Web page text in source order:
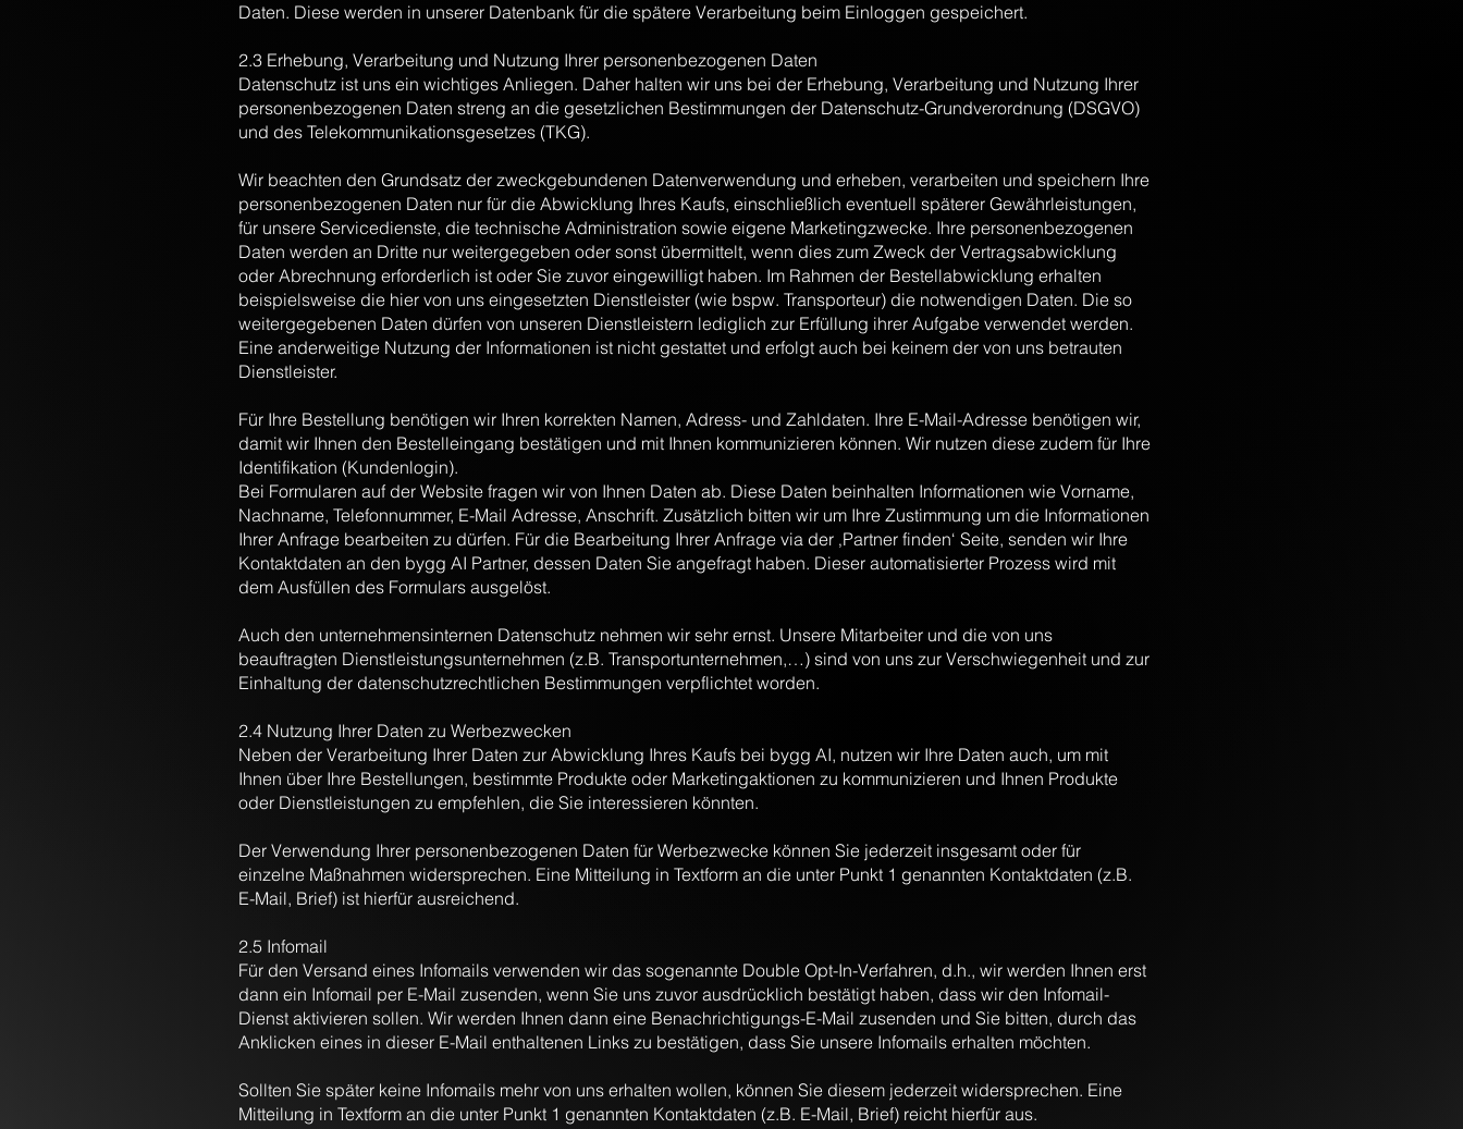
Daten. Diese werden in unserer Datenbank für die spätere Verarbeitung beim Einloggen gespeichert.
2.3 Erhebung, Verarbeitung und Nutzung Ihrer personenbezogenen Daten
Datenschutz ist uns ein wichtiges Anliegen. Daher halten wir uns bei der Erhebung, Verarbeitung und Nutzung Ihrer
personenbezogenen Daten streng an die gesetzlichen Bestimmungen der Datenschutz-Grundverordnung (DSGVO)
und des Telekommunikationsgesetzes (TKG).
Wir beachten den Grundsatz der zweckgebundenen Datenverwendung und erheben, verarbeiten und speichern Ihre
personenbezogenen Daten nur für die Abwicklung Ihres Kaufs, einschließlich eventuell späterer Gewährleistungen,
für unsere Servicedienste, die technische Administration sowie eigene Marketingzwecke. Ihre personenbezogenen
Daten werden an Dritte nur weitergegeben oder sonst übermittelt, wenn dies zum Zweck der Vertragsabwicklung
oder Abrechnung erforderlich ist oder Sie zuvor eingewilligt haben. Im Rahmen der Bestellabwicklung erhalten
beispielsweise die hier von uns eingesetzten Dienstleister (wie bspw. Transporteur) die notwendigen Daten. Die so
weitergegebenen Daten dürfen von unseren Dienstleistern lediglich zur Erfüllung ihrer Aufgabe verwendet werden.
Eine anderweitige Nutzung der Informationen ist nicht gestattet und erfolgt auch bei keinem der von uns betrauten
Dienstleister.
Für Ihre Bestellung benötigen wir Ihren korrekten Namen, Adress- und Zahldaten. Ihre E-Mail-Adresse benötigen wir,
damit wir Ihnen den Bestelleingang bestätigen und mit Ihnen kommunizieren können. Wir nutzen diese zudem für Ihre
Identifikation (Kundenlogin).
Bei Formularen auf der Website fragen wir von Ihnen Daten ab. Diese Daten beinhalten Informationen wie Vorname,
Nachname, Telefonnummer, E-Mail Adresse, Anschrift. Zusätzlich bitten wir um Ihre Zustimmung um die Informationen
Ihrer Anfrage bearbeiten zu dürfen. Für die Bearbeitung Ihrer Anfrage via der ‚Partner finden‘ Seite, senden wir Ihre
Kontaktdaten an den bygg AI Partner, dessen Daten Sie angefragt haben. Dieser automatisierter Prozess wird mit
dem Ausfüllen des Formulars ausgelöst.
Auch den unternehmensinternen Datenschutz nehmen wir sehr ernst. Unsere Mitarbeiter und die von uns
beauftragten Dienstleistungsunternehmen (z.B. Transportunternehmen,…) sind von uns zur Verschwiegenheit und zur
Einhaltung der datenschutzrechtlichen Bestimmungen verpflichtet worden.
2.4 Nutzung Ihrer Daten zu Werbezwecken
Neben der Verarbeitung Ihrer Daten zur Abwicklung Ihres Kaufs bei bygg AI, nutzen wir Ihre Daten auch, um mit
Ihnen über Ihre Bestellungen, bestimmte Produkte oder Marketingaktionen zu kommunizieren und Ihnen Produkte
oder Dienstleistungen zu empfehlen, die Sie interessieren könnten.
Der Verwendung Ihrer personenbezogenen Daten für Werbezwecke können Sie jederzeit insgesamt oder für
einzelne Maßnahmen widersprechen. Eine Mitteilung in Textform an die unter Punkt 1 genannten Kontaktdaten (z.B.
E-Mail, Brief) ist hierfür ausreichend.
2.5 Infomail
Für den Versand eines Infomails verwenden wir das sogenannte Double Opt-In-Verfahren, d.h., wir werden Ihnen erst
dann ein Infomail per E-Mail zusenden, wenn Sie uns zuvor ausdrücklich bestätigt haben, dass wir den Infomail-
Dienst aktivieren sollen. Wir werden Ihnen dann eine Benachrichtigungs-E-Mail zusenden und Sie bitten, durch das
Anklicken eines in dieser E-Mail enthaltenen Links zu bestätigen, dass Sie unsere Infomails erhalten möchten.
Sollten Sie später keine Infomails mehr von uns erhalten wollen, können Sie diesem jederzeit widersprechen. Eine
Mitteilung in Textform an die unter Punkt 1 genannten Kontaktdaten (z.B. E-Mail, Brief) reicht hierfür aus.